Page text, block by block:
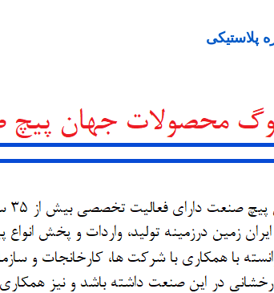
پلاستیکی